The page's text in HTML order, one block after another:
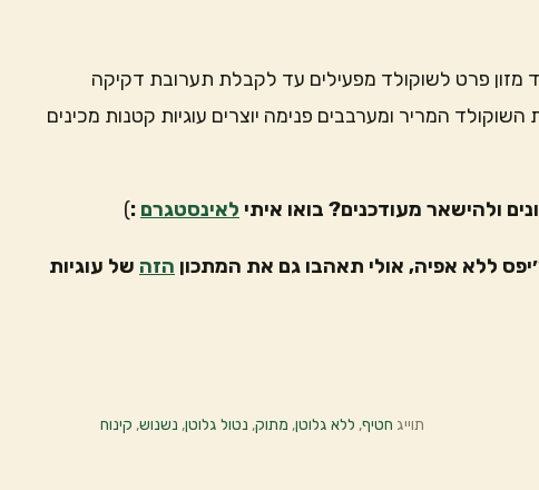
פרט לשוקולד מפעילים עד לקבלת תערובת דקיקה
המריר ומערבבים פנימה יוצרים עוגיות קטנות מכינים
ולהישאר מעודכנים? בואו איתי לאינסטגרם :
)
ללא אפיה, אולי תאהבו גם את המתכון הזה של עוגיות
תוייג חטיף, ללא גלוטן, מתוק, נטול גלוטן, נשנוש, קינוח